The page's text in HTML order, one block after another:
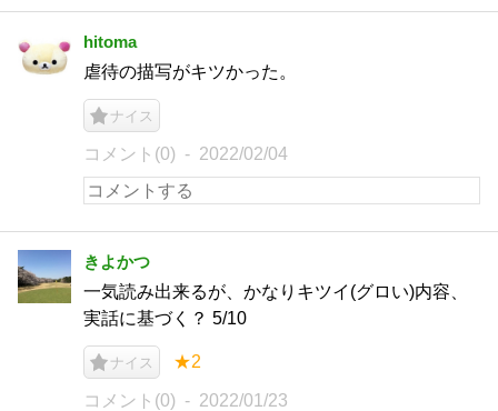
hitoma
虐待の描写がキツかった。
ナイス
コメント(0) 2022/02/04
きよかつ
一気読み出来るが、かなりキツイ(グロい)内容、
実話に基づく？ 5/10
ナイス ★2
コメント(0) 2022/01/23